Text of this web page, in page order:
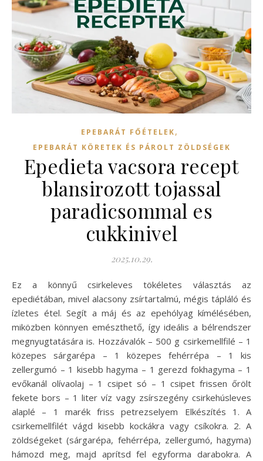
EPEBARÁT FŐÉTELEK,
EPEBARÁT KÖRETEK ÉS PÁROLT ZÖLDSÉGEK
Epedieta vacsora recept
blansirozott tojassal
paradicsommal es
cukkinivel
2025.10.29.
Ez a könnyű csirkeleves tökéletes választás az
epediétában, mivel alacsony zsírtartalmú, mégis tápláló és
ízletes étel. Segít a máj és az epehólyag kímélésében,
miközben könnyen emészthető, így ideális a bélrendszer
megnyugtatására is. Hozzávalók – 500 g csirkemellfilé – 1
közepes sárgarépa – 1 közepes fehérrépa – 1 kis
zellergumó – 1 kisebb hagyma – 1 gerezd fokhagyma – 1
evőkanál olívaolaj – 1 csipet só – 1 csipet frissen őrölt
fekete bors – 1 liter víz vagy zsírszegény csirkehúsleves
alaplé – 1 marék friss petrezselyem Elkészítés 1. A
csirkemellfilét vágd kisebb kockákra vagy csíkokra. 2. A
zöldségeket (sárgarépa, fehérrépa, zellergumó, hagyma)
hámozd meg, majd aprítsd fel egyforma darabokra. A